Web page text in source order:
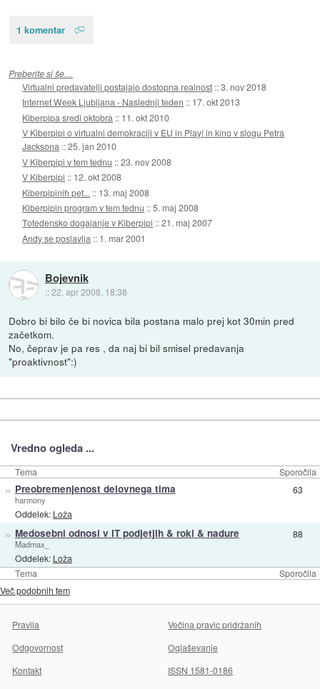
1 komentar
Preberite si še…
Virtualni predavatelji postajajo dostopna realnost ::3. nov 2018
Internet Week Ljubljana - Naslednji teden :: 17. okt 2013
Kiberpipa sredi oktobra :: 11. okt 2010
V Kiberpipi o virtualni demokraciji v EU in Play! in kino v slogu Petra
Jacksona ::25. jan 2010
V Kiberpipi v tem tednu ::23. nov 2008
V Kiberpipi :: 12. okt 2008
Kiberpipinih pet... :: 13. maj 2008
Kiberpipin program v tem tednu ::5. maj 2008
Totedensko dogajanje v Kiberpipi ::21. maj 2007
Andy se poslavlja :: 1. mar 2001
Bojevnik
::22. apr 2008, 18:38
Dobro bi bilo če bi novica bila postana malo prej kot 30min pred
začetkom.
No, čeprav je pa res , da naj bi bil smisel predavanja
"proaktivnost":)
Vredno ogleda ...
Tema Sporočila
Tema Sporočila
» Preobremenjenost delovnega tima
harmony
Oddelek: Loža
63
» Medosebni odnosi v IT podjetjih & roki & nadure
Madmax_
Oddelek: Loža
88
Več podobnih tem
Pravila
Večina pravic pridržanih
Odgovornost
Oglaševanje
Kontakt
ISSN 1581-0186